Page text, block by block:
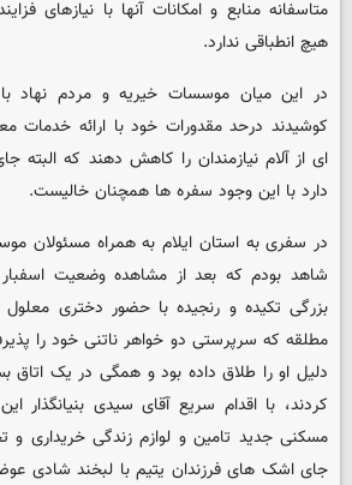
متاسفانه منابع و امکانات آنها با نیازهای
هیچ انطباقی ندارد.
در این میان موسسات خیریه و مردم نهاد
کوشیدند درحد مقدورات خود با ارائه خدمات
ای از آلام نیازمندان را کاهش دهند که البته
دارد با این وجود سفره ها همچنان خالیست.
در سفری به استان ایلام به همراه مسئولان
شاهد بودم که بعد از مشاهده وضعیت
بزرگی تکیده و رنجیده با حضور دختری
مطلقه که سرپرستی دو خواهر ناتنی خود را
دلیل او را طلاق داده بود و همگی در یک اتاق
مسکنی جدید تامین و لوازم زندگی خریداری و
جای اشک های فرزندان یتیم با لبخند شادی